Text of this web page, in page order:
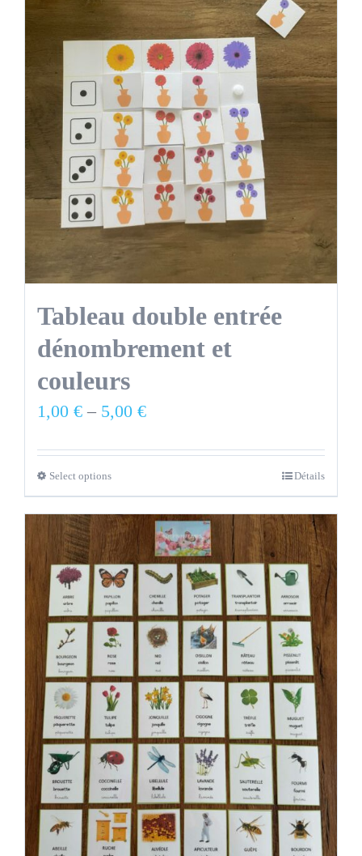
Tableau double entrée
dénombrement et
couleurs
1,00 €– 5,00 €
Select options Détails